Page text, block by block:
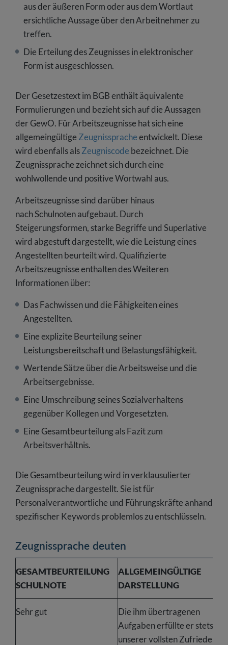
aus der äußeren Form oder aus dem Wortlaut
ersichtliche Aussage über den Arbeitnehmer zu
treffen.
Die Erteilung des Zeugnisses in elektronischer
Form ist ausgeschlossen.
Der Gesetzestext im BGB enthält äquivalente
Formulierungen und bezieht sich auf die Aussagen
der GewO. Für Arbeitszeugnisse hat sich eine
allgemeingültige Zeugnisspracheentwickelt. Diese
wird ebenfalls alsZeugniscode bezeichnet. Die
Zeugnissprache zeichnet sich durch eine
wohlwollende und positive Wortwahl aus.
Arbeitszeugnisse sind darüber hinaus
nach Schulnoten aufgebaut. Durch
Steigerungsformen, starke Begriffe und Superlative
wird abgestuft dargestellt, wie die Leistung eines
Angestellten beurteilt wird. Qualifizierte
Arbeitszeugnisse enthalten des Weiteren
Informationen über:
Das Fachwissen und die Fähigkeiten eines
Angestellten.
Eine explizite Beurteilung seiner
Leistungsbereitschaft und Belastungsfähigkeit.
Wertende Sätze über die Arbeitsweise und die
Arbeitsergebnisse.
Eine Umschreibung seines Sozialverhaltens
gegenüber Kollegen und Vorgesetzten.
Eine Gesamtbeurteilung als Fazit zum
Arbeitsverhältnis.
Die Gesamtbeurteilung wird in verklausulierter
Zeugnissprache dargestellt. Sie ist für
Personalverantwortliche und Führungskräfte anhand
spezifischer Keywords problemlos zu entschlüsseln.
Zeugnissprache deuten
GESAMTBEURTEILUNG
SCHULNOTE
ALLGEMEINGÜLTIGE
DARSTELLUNG
Sehr gut
Die ihm übertragenen
Aufgaben erfüllte er stets zu
unserer vollsten